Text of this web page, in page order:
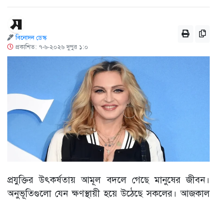
বিনোদন ডেস্ক
প্রকাশিত: ৭-৬-২০২৬ দুপুর ১:০
প্রযুক্তির উৎকর্ষতায় আমূল বদলে গেছে মানুষের জীবন।
অনুভূতিগুলো যেন ক্ষণস্থায়ী হয়ে উঠেছে সকলের। আজকাল